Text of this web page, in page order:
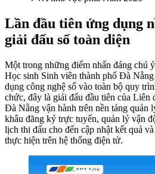
Lần đầu tiên ứng dụng
giải đấu số toàn diện
Một trong những điểm nhấn đáng chú
Học sinh Sinh viên thành phố Đà
dụng công nghệ số vào toàn bộ quy
chức, đây là giải đấu đầu tiên của Liên
Đà Nẵng vận hành trên nền tảng quản
khâu đăng ký trực tuyến, quản lý vận
lịch thi đấu cho đến cập nhật kết quả
thực hiện trên hệ thống điện tử.